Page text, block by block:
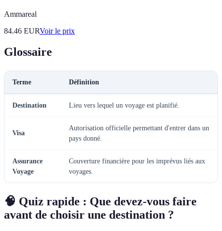
Ammareal
84.46 EURVoir le prix
Glossaire
Terme Définition
Destination Lieu vers lequel un voyage est planifié.
Visa
Autorisation officielle permettant d'entrer dans un
pays donné.
Assurance
Voyage
Couverture financière pour les imprévus liés aux
voyages.
🧠 Quiz rapide : Que devez-vous faire
avant de choisir une destination ?